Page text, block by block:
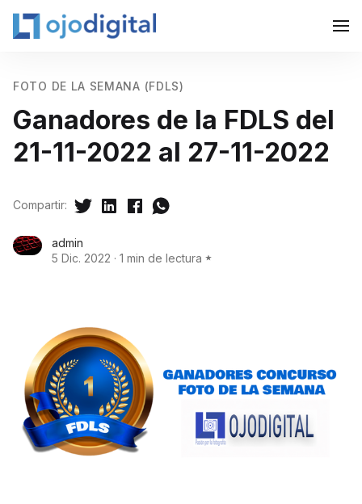
FOTO DE LA SEMANA (FDLS)
Ganadores de la FDLS del
21-11-2022 al 27-11-2022
admin
5 Dic. 2022 · 1 min de lectura
Compartir: